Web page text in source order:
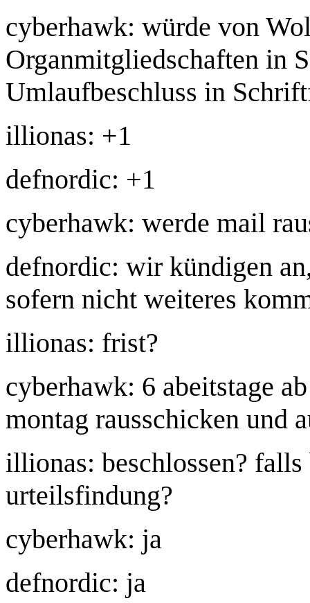
cyberhawk: würde von
Organmitgliedschaften in
Umlaufbeschluss in
illionas: +1
defnordic: +1
cyberhawk: werde mail
defnordic: wir kündigen
sofern nicht weiteres
illionas: frist?
cyberhawk: 6 abeitstage
montag rausschicken und
illionas: beschlossen?
urteilsfindung?
cyberhawk: ja
defnordic: ja